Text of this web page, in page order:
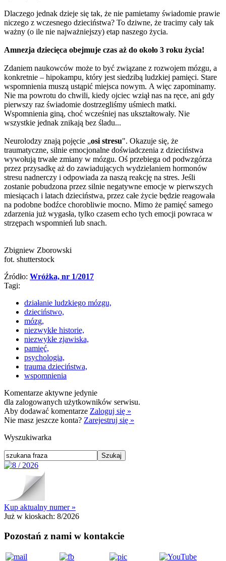
Dlaczego jednak dzieje się tak, że nie pamietamy świadomie prawie
niczego z wczesnego dzieciństwa? To dziwne, że tracimy cały tak
ważny (o ile nie najważniejszy) etap naszego życia.
Amnezja dziecięca obejmuje czas aż do około 3 roku życia!
Zdaniem naukowców może to być związane z rozwojem mózgu, a
konkretnie – hipokampu, który jest siedzibą ludzkiej pamięci. Stare
wspomnienia muszą ustąpić miejsca nowym. A więc zapominamy.
Nie ma powrotu do chwili, kiedy ojciec wziął nas na ręce, ani gdy
pierwszy raz świadomie dostrzegliśmy uśmiech matki.
Wspomnienia giną, choć wcześniej nas ukształtowały. Nie
wszystkie jednak znikają bez śladu...
Neurolodzy znają pojęcie „osi stresu". Okazuje się, że
traumatyczne, silnie emocjonalne doświadczenia z dzieciństwa
wywołują trwałe zmiany w mózgu. Oś przebiega od podwzgórza
przez przysadkę aż do zawiadujących wydzielaniem hormonów
stresu nadnerczy i odpowiada za naszą reakcję na stres. Jeśli
zostanie pobudzona przez silnie negatywne emocje w pierwszych
miesiącach i latach dzieciństwa, przez całe życie będzie reagowała
na podobne bodźce chorobliwie mocno. Mimo że pamięć samego
zdarzenia już wygasła, tylko czasem echo tych emocji powraca w
strzępach wspomnień lub snach.
Zbigniew Zborowski
fot. shutterstock
Źródło: Wróżka, nr 1/2017
Tagi:
działanie ludzkiego mózgu,
dzieciństwo,
mózg,
niezwykłe historie,
niezwykłe zjawiska,
pamięć,
psychologia,
trauma dzieciństwa,
wspomnienia
Komentarze aktywne jedynie
dla zalogowanych użytkowników serwisu.
Aby dodawać komentarze Zaloguj się »
Nie masz jeszcze konta? Zarejestruj się »
Wyszukiwarka
Kup aktualny numer »
Już w kioskach: 8/2026
Pozostań z nami w kontakcie